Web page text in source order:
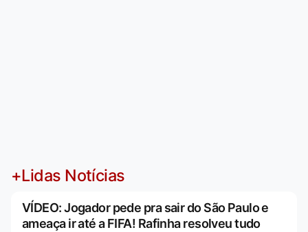
+Lidas Notícias
VÍDEO: Jogador pede pra sair do São Paulo e
ameaça ir até a FIFA! Rafinha resolveu tudo